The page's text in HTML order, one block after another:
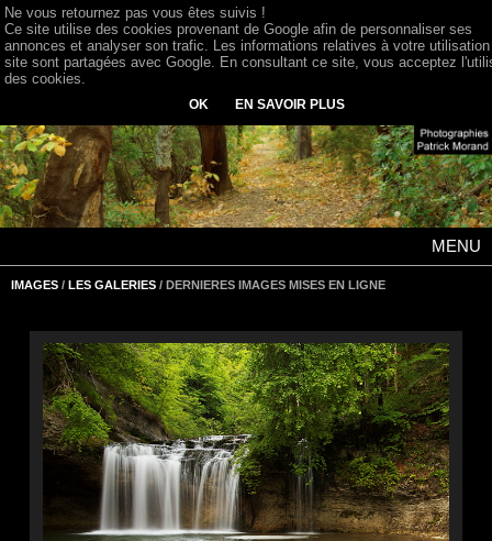
MENU
IMAGES / LES GALERIES / DERNIERES IMAGES MISES EN LIGNE
Ne vous retournez pas vous êtes suivis !
Ce site utilise des cookies provenant de Google afin de personnaliser ses
annonces et analyser son trafic. Les informations relatives à votre
site sont partagées avec Google. En consultant ce site, vous acceptez
des cookies.
OK EN SAVOIR PLUS